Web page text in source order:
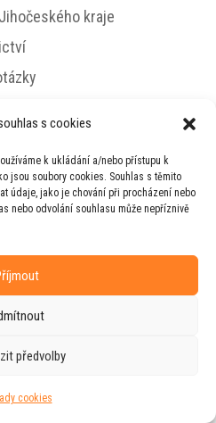
s cookies
k ukládání a/nebo přístupu k
jsou soubory cookies. Souhlas s těmito
údaje, jako je chování při procházení nebo
nebo odvolání souhlasu může nepříznivě
předvolby
cookies
kraje
– Osobní stránky Jiřího
RUDIve spolupráci s
ZEST BRAND